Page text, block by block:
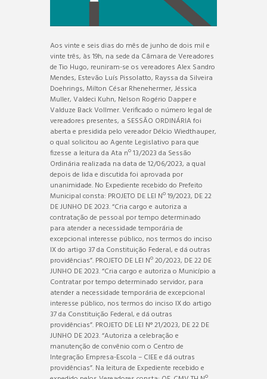
Aos vinte e seis dias do mês de junho de dois mil e
vinte três, às 19h, na sede da Câmara de Vereadores
de Tio Hugo, reuniram-se os vereadores Alex Sandro
Mendes, Estevão Luís Pissolatto, Rayssa da Silveira
Doehrings, Milton César Rhenehermer, Jéssica
Muller, Valdeci Kuhn, Nelson Rogério Dapper e
Valduze Back Vollmer. Verificado o número legal de
vereadores presentes, a SESSÃO ORDINÁRIA foi
aberta e presidida pelo vereador Délcio Wiedthauper,
o qual solicitou ao Agente Legislativo para que
fizesse a leitura da Ata nº 13/2023 da Sessão
Ordinária realizada na data de 12/06/2023, a qual
depois de lida e discutida foi aprovada por
unanimidade. No Expediente recebido do Prefeito
Municipal consta: PROJETO DE LEI Nº 19/2023, DE 22
DE JUNHO DE 2023. “Cria cargo e autoriza a
contratação de pessoal por tempo determinado
para atender a necessidade temporária de
excepcional interesse público, nos termos do inciso
IX do artigo 37 da Constituição Federal, e dá outras
providências”. PROJETO DE LEI Nº 20/2023, DE 22 DE
JUNHO DE 2023. “Cria cargo e autoriza o Município a
Contratar por tempo determinado servidor, para
atender a necessidade temporária de excepcional
interesse público, nos termos do inciso IX do artigo
37 da Constituição Federal, e dá outras
providências”. PROJETO DE LEI N° 21/2023, DE 22 DE
JUNHO DE 2023. “Autoriza a celebração e
manutenção de convênio com o Centro de
Integração Empresa-Escola – CIEE e dá outras
providências”. Na leitura de Expediente recebido e